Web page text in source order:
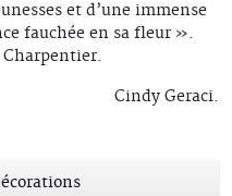
et d’une immense
fauchée en sa fleur ».
Charpentier.
Cindy Geraci.